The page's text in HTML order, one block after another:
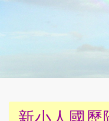
新小人國歷